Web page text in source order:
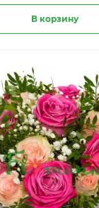
В корзину